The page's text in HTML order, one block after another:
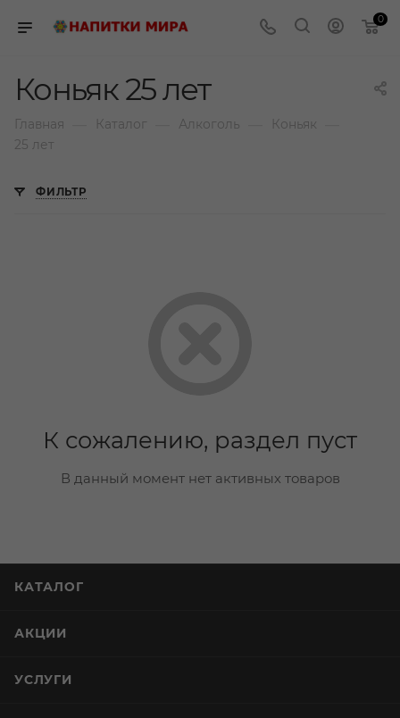
0
Коньяк 25 лет
Главная Каталог Алкоголь Коньяк
25 лет
ФИЛЬТР
К сожалению, раздел пуст
В данный момент нет активных товаров
КАТАЛОГ
АКЦИИ
УСЛУГИ